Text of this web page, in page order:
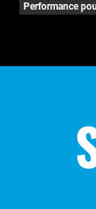
Performance